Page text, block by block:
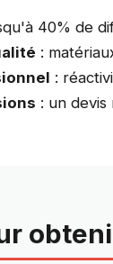
40% de
:
:
: un